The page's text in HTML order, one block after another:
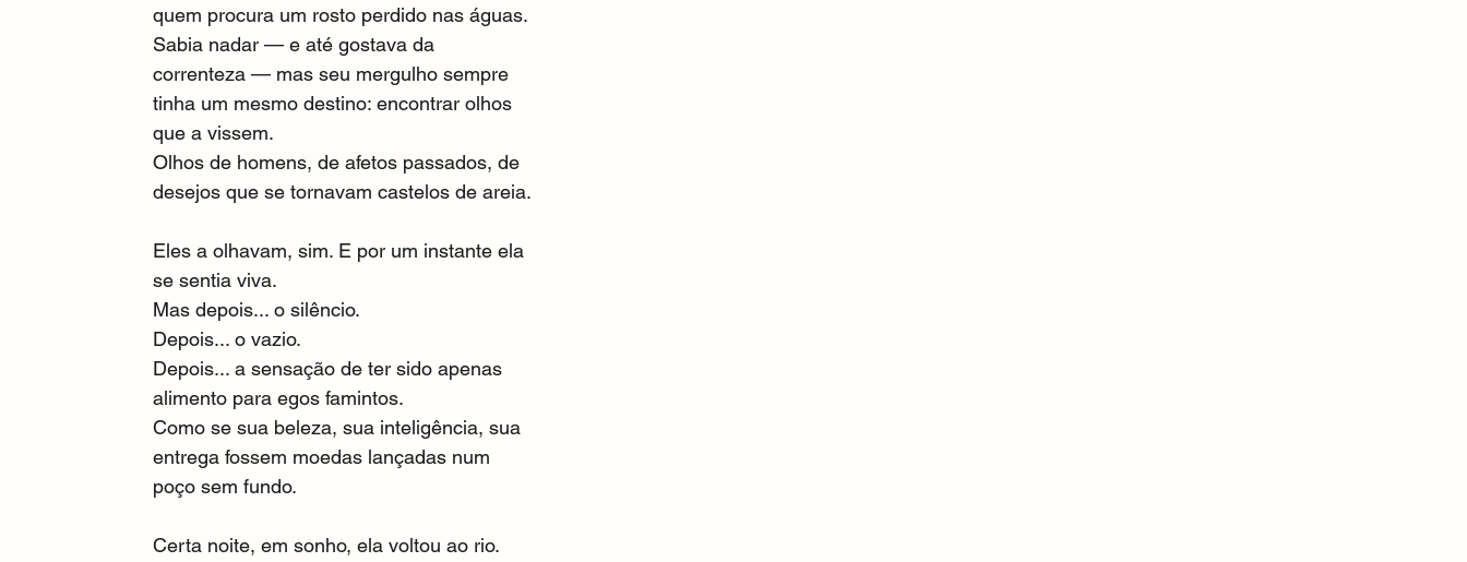
quem procura um rosto perdido nas águas.
Sabia nadar — e até gostava da
correnteza — mas seu mergulho sempre
tinha um mesmo destino: encontrar olhos
que a vissem.
Olhos de homens, de afetos passados, de
desejos que se tornavam castelos de areia.
Eles a olhavam, sim. E por um instante ela
se sentia viva.
Mas depois... o silêncio.
Depois... o vazio.
Depois... a sensação de ter sido apenas
alimento para egos famintos.
Como se sua beleza, sua inteligência, sua
entrega fossem moedas lançadas num
poço sem fundo.
Certa noite, em sonho, ela voltou ao rio.